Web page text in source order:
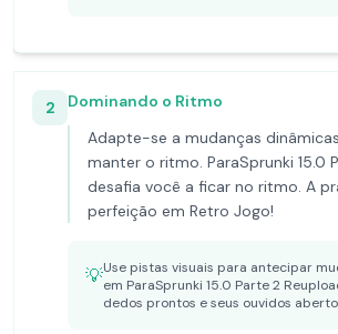
2
Dominando o Ritmo
Adapte-se a mudanças
manter o ritmo. ParaSprunki 15.0
desafia você a ficar no ritmo. A
perfeição em Retro Jogo!
💡Use pistas visuais para antecipar
em ParaSprunki 15.0 Parte 2
dedos prontos e seus ouvidos